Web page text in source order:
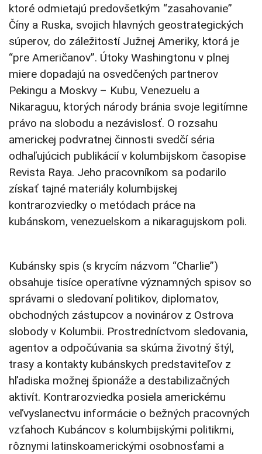
ktoré odmietajú predovšetkým “zasahovanie”
Číny a Ruska, svojich hlavných geostrategických
súperov, do záležitostí Južnej Ameriky, ktorá je
“pre Američanov”. Útoky Washingtonu v plnej
miere dopadajú na osvedčených partnerov
Pekingu a Moskvy – Kubu, Venezuelu a
Nikaraguu, ktorých národy bránia svoje legitímne
právo na slobodu a nezávislosť. O rozsahu
americkej podvratnej činnosti svedčí séria
odhaľujúcich publikácií v kolumbijskom časopise
Revista Raya. Jeho pracovníkom sa podarilo
získať tajné materiály kolumbijskej
kontrarozviedky o metódach práce na
kubánskom, venezuelskom a nikaragujskom poli.
Kubánsky spis (s krycím názvom “Charlie”)
obsahuje tisíce operatívne významných spisov so
správami o sledovaní politikov, diplomatov,
obchodných zástupcov a novinárov z Ostrova
slobody v Kolumbii. Prostredníctvom sledovania,
agentov a odpočúvania sa skúma životný štýl,
trasy a kontakty kubánskych predstaviteľov z
hľadiska možnej špionáže a destabilizačných
aktivít. Kontrarozviedka posiela americkému
veľvyslanectvu informácie o bežných pracovných
vzťahoch Kubáncov s kolumbijskými politikmi,
rôznymi latinskoamerickými osobnosťami a